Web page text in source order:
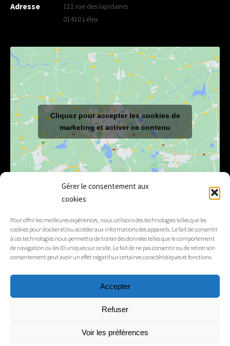
Gérer le consentement aux
cookies
Pour offrir les meilleures expériences, nous utilisons des technologies telles que les
cookies pour stocker et/ou accéder aux informations des appareils. Le fait de consentir
à ces technologies nous permettra de traiter des données telles que le comportement
de navigation ou les ID uniques sur ce site. Le fait de ne pas consentir ou de retirer son
consentement peut avoir un effet négatif sur certaines caractéristiques et fonctions.
Accepter
Refuser
Voir les préférences
Adresse
111 rue des lapidaires
01410 Lélex
Cliquez pour accepter les cookies de
marketing et activer ce contenu
Tél. 04 50 20 91 15
Mentions légales